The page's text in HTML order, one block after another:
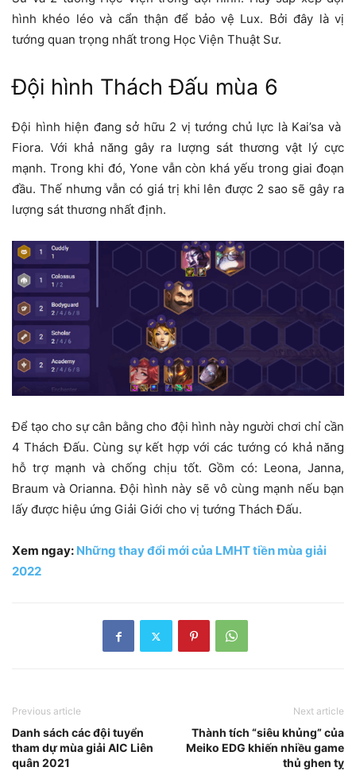
hình khéo léo và cẩn thận để bảo vệ Lux. Bởi đây là vị
tướng quan trọng nhất trong Học Viện Thuật Sư.
Đội hình Thách Đấu mùa 6
Đội hình hiện đang sở hữu 2 vị tướng chủ lực là Kai’sa và
Fiora. Với khả năng gây ra lượng sát thương vật lý cực
mạnh. Trong khi đó, Yone vẫn còn khá yếu trong giai đoạn
đầu. Thế nhưng vẫn có giá trị khi lên được 2 sao sẽ gây ra
lượng sát thương nhất định.
Để tạo cho sự cân bằng cho đội hình này người chơi chỉ cần
4 Thách Đấu. Cùng sự kết hợp với các tướng có khả năng
hỗ trợ mạnh và chống chịu tốt. Gồm có: Leona, Janna,
Braum và Orianna. Đội hình này sẽ vô cùng mạnh nếu bạn
lấy được hiệu ứng Giải Giới cho vị tướng Thách Đấu.
Xem ngay: Những thay đổi mới của LMHT tiền mùa giải
2022
Previous article
Danh sách các đội tuyển
tham dự mùa giải AIC Liên
quân 2021
Next article
Thành tích “siêu khủng” của
Meiko EDG khiến nhiều game
thủ ghen tỵ